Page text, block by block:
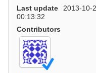
Last update
2013-10-
00:13:32
Contributors